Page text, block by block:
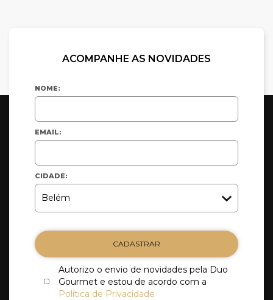
ACOMPANHE AS NOVIDADES
NOME:
EMAIL:
CIDADE:
CADASTRAR
Autorizo o envio de novidades pela Duo
Gourmet e estou de acordo com a
Política de Privacidade